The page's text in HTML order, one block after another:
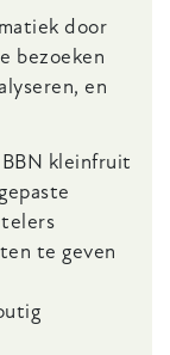
door
bezoeken
en
kleinfruit
te geven